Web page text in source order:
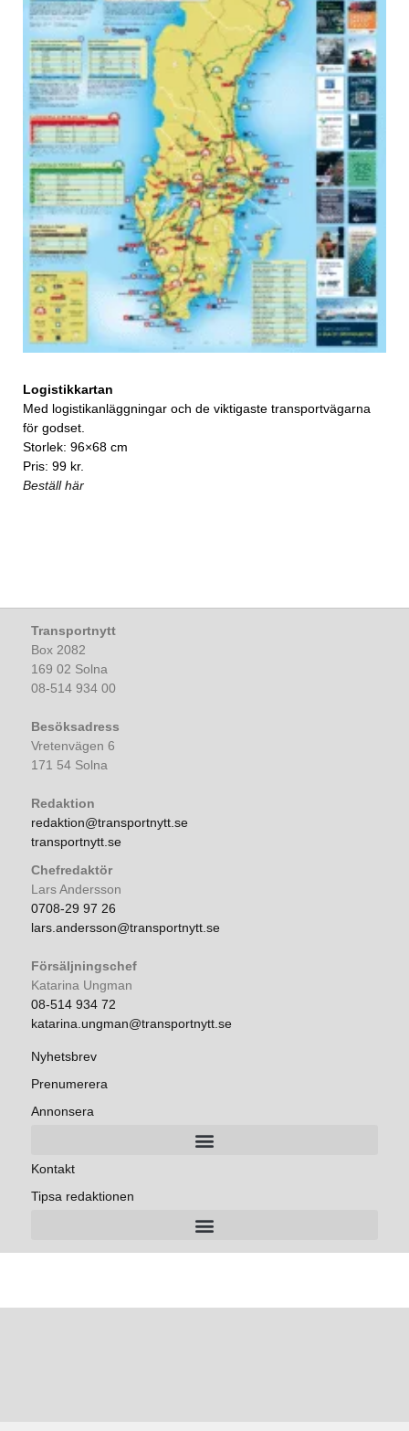
Logistikkartan
Med logistikanläggningar och de viktigaste transportvägarna
för godset.
Storlek: 96×68 cm
Pris: 99 kr.
Beställ här
Transportnytt
Box 2082
169 02 Solna
08-514 934 00
Besöksadress
Vretenvägen 6
171 54 Solna
Redaktion
redaktion@transportnytt.se
transportnytt.se
Chefredaktör
Lars Andersson
0708-29 97 26
lars.andersson@transportnytt.se
Försäljningschef
Katarina Ungman
08-514 934 72
katarina.ungman@transportnytt.se
Nyhetsbrev
Prenumerera
Annonsera
Kontakt
Tipsa redaktionen